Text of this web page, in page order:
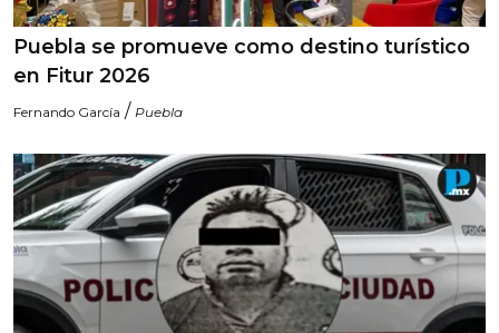
Puebla se promueve como destino turístico
en Fitur 2026
Fernando García / Puebla